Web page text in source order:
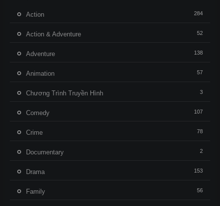
Action 284
Action & Adventure 52
Adventure 138
Animation 57
Chương Trình Truyền Hình 3
Comedy 107
Crime 78
Documentary 2
Drama 153
Family 56